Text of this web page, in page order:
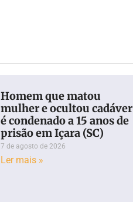
Homem que matou
mulher e ocultou cadáver
é condenado a 15 anos de
prisão em Içara (SC)
7 de agosto de 2026
Ler mais »